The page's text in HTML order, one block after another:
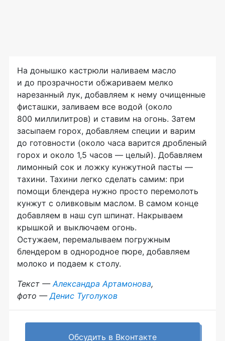
На донышко кастрюли наливаем масло
и до прозрачности обжариваем мелко
нарезанный лук, добавляем к нему очищенные
фисташки, заливаем все водой (около
800 миллилитров) и ставим на огонь. Затем
засыпаем горох, добавляем специи и варим
до готовности (около часа варится дробленый
горох и около 1,5 часов — целый). Добавляем
лимонный сок и ложку кунжутной пасты —
тахини. Тахини легко сделать самим: при
помощи блендера нужно просто перемолоть
кунжут с оливковым маслом. В самом конце
добавляем в наш суп шпинат. Накрываем
крышкой и выключаем огонь.
Остужаем, перемалываем погружным
блендером в однородное пюре, добавляем
молоко и подаем к столу.
Текст — Александра Артамонова,
фото — Денис Туголуков
Обсудить в Вконтакте